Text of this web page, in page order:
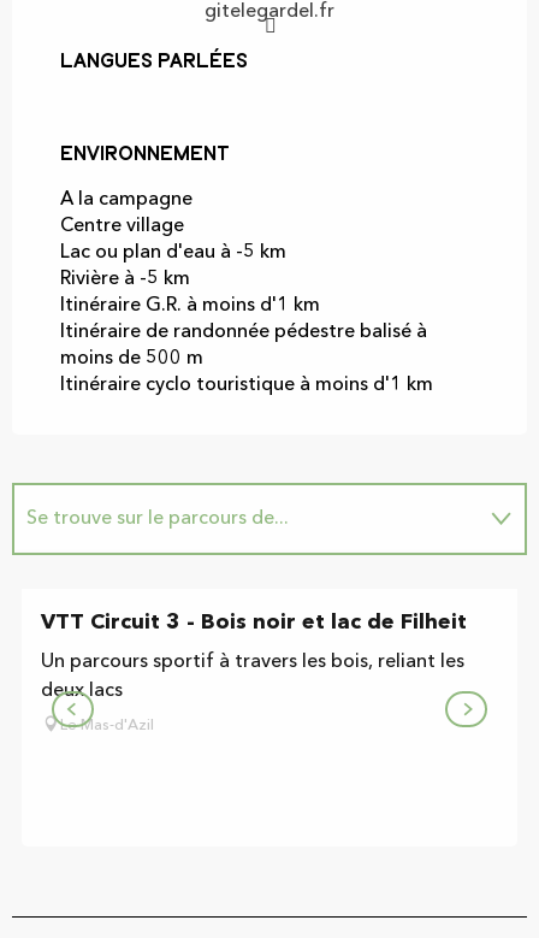
gitelegardel.fr
Langues parlées
Langues parlées
Environnement
Environnement
A la campagne
Centre village
Lac ou plan d'eau à -5 km
Rivière à -5 km
Itinéraire G.R. à moins d'1 km
Itinéraire de randonnée pédestre balisé à
moins de 500 m
Itinéraire cyclo touristique à moins d'1 km
Se trouve sur le parcours de...
Sur place
VTT Circuit 3 - Bois noir et lac de Filheit
Un parcours sportif à travers les bois, reliant les
deux lacs
Le Mas-d'Azil